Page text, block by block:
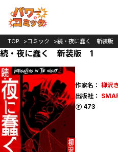
TOP コミック 続・夜に蠢く 新装版
続・夜に蠢く 新装版 1
作家名： 柳沢
出版社：
473
ポイント